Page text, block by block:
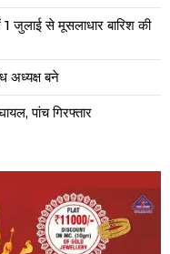
से मूसलाधार बारिश की
अध्यक्ष बने
पांच गिरफ्तार